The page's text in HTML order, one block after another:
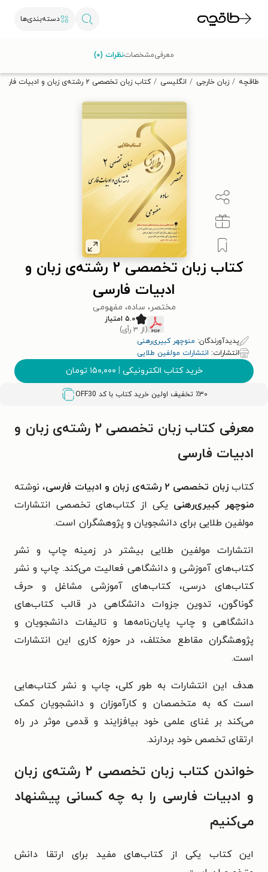
دسته‌بندی‌ها
تخفیف از طاقچه دریافت کن.
طاقچه زبان خارجی انگلیسی کتاب زبان تخصصی ۲ رشته‌ی زبان و ادبیات فارسی
کتاب زبان تخصصی ۲ رشته‌ی زبان و
ادبیات فارسی
مختصر، ساده، مفهومی
۵.۰ امتیاز
(از ۳ رأی)
پدیدآورندگان: منوچهر کبیری‌رهنی
انتشارات: انتشارات مولفین طلایی
خرید کتاب الکترونیکی | ۱۵۰,۰۰۰ تومان
٪۳۰ تخفیف اولین خرید کتاب با کد OFF30
معرفیمشخصاتنظرات (۰)
معرفی کتاب زبان تخصصی ۲ رشته‌ی زبان و
ادبیات فارسی
کتابزبان تخصصی ۲ رشته‌ی زبان و ادبیات فارسی
، نوشته
منوچهر کبیری‌رهنی یکی از کتاب‌های تخصصی انتشارات
مولفین طلایی برای دانشجویان و پژوهشگران است.
انتشارات مولفین طلایی بیشتر در زمینه چاپ و نشر
کتاب‌های آموزشی و دانشگاهی فعالیت می‌کند. چاپ و نشر
کتاب‌های درسی، کتاب‌های آموزشی مشاغل و حرف
گوناگون، تدوین جزوات دانشگاهی در قالب کتاب‌های
دانشگاهی و چاپ پایان‌نامه‌ها و تالیفات دانشجویان و
پژوهشگران مقاطع مختلف، در حوزه کاری این انتشارات
است.
هدف این انتشارات به طور کلی، چاپ و نشر کتاب‌هایی
است که به متخصصان و کارآموزان و دانشجویان کمک
می‌کند بر غنای علمی خود بیافزایند و قدمی موثر در راه
ارتقای تخصص خود بردارند.
خواندن کتاب زبان تخصصی ۲ رشته‌ی زبان
و ادبیات فارسی را به چه کسانی پیشنهاد
می‌کنیم
این کتاب یکی از کتاب‌های مفید برای ارتقا دانش